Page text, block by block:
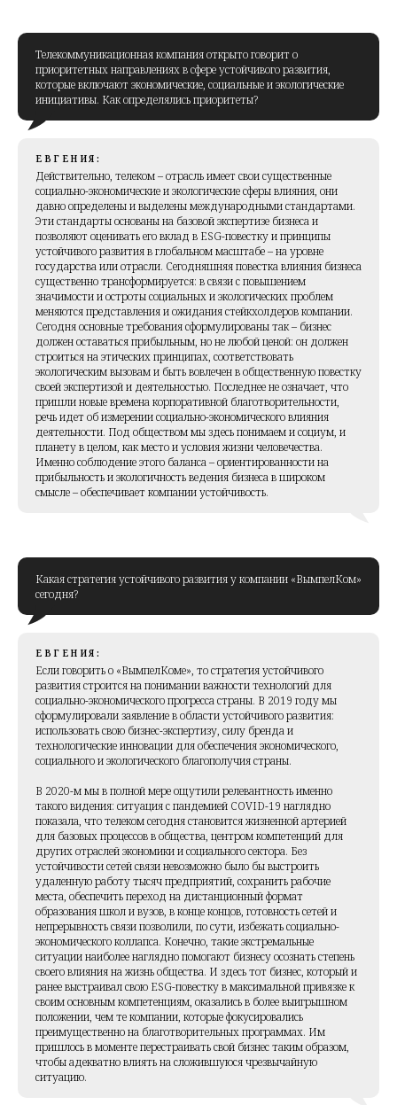
Телекоммуникационная компания открыто говорит о
приоритетных направлениях в сфере устойчивого развития,
которые включают экономические, социальные и экологические
инициативы. Как определялись приоритеты?
ЕВГЕНИЯ:
Действительно, телеком – отрасль имеет свои существенные
социально-экономические и экологические сферы влияния, они
давно определены и выделены международными стандартами.
Эти стандарты основаны на базовой экспертизе бизнеса и
позволяют оценивать его вклад в ESG-повестку и принципы
устойчивого развития в глобальном масштабе – на уровне
государства или отрасли. Сегодняшняя повестка влияния бизнеса
существенно трансформируется: в связи с повышением
значимости и остроты социальных и экологических проблем
меняются представления и ожидания стейкхолдеров компании.
Сегодня основные требования сформулированы так – бизнес
должен оставаться прибыльным, но не любой ценой: он должен
строиться на этических принципах, соответствовать
экологическим вызовам и быть вовлечен в общественную повестку
своей экспертизой и деятельностью. Последнее не означает, что
пришли новые времена корпоративной благотворительности,
речь идет об измерении социально-экономического влияния
деятельности. Под обществом мы здесь понимаем и социум, и
планету в целом, как место и условия жизни человечества.
Именно соблюдение этого баланса – ориентированности на
прибыльность и экологичность ведения бизнеса в широком
смысле – обеспечивает компании устойчивость.
Какая стратегия устойчивого развития у компании «ВымпелКом»
сегодня?
ЕВГЕНИЯ:
Если говорить о «ВымпелКоме», то стратегия устойчивого
развития строится на понимании важности технологий для
социально-экономического прогресса страны. В 2019 году мы
сформулировали заявление в области устойчивого развития:
использовать свою бизнес-экспертизу, силу бренда и
технологические инновации для обеспечения экономического,
социального и экологического благополучия страны.
В 2020-м мы в полной мере ощутили релевантность именно
такого видения: ситуация с пандемией COVID-19 наглядно
показала, что телеком сегодня становится жизненной артерией
для базовых процессов в общества, центром компетенций для
других отраслей экономики и социального сектора. Без
устойчивости сетей связи невозможно было бы выстроить
удаленную работу тысяч предприятий, сохранить рабочие
места, обеспечить переход на дистанционный формат
образования школ и вузов, в конце концов, готовность сетей и
непрерывность связи позволили, по сути, избежать социально-
экономического коллапса. Конечно, такие экстремальные
ситуации наиболее наглядно помогают бизнесу осознать степень
своего влияния на жизнь общества. И здесь тот бизнес, который и
ранее выстраивал свою ESG-повестку в максимальной привязке к
своим основным компетенциям, оказались в более выигрышном
положении, чем те компании, которые фокусировались
преимущественно на благотворительных программах. Им
пришлось в моменте перестраивать свой бизнес таким образом,
чтобы адекватно влиять на сложившуюся чрезвычайную
ситуацию.